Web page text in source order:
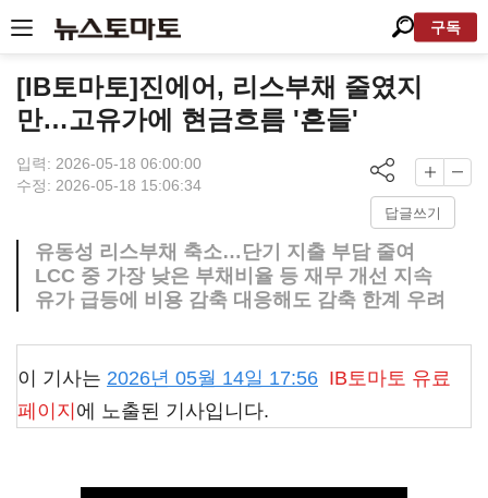
구독
[IB토마토]진에어, 리스부채 줄였지
만…고유가에 현금흐름 '흔들'
입력: 2026-05-18 06:00:00
수정: 2026-05-18 15:06:34
답글쓰기
유동성 리스부채 축소…단기 지출 부담 줄여
LCC 중 가장 낮은 부채비율 등 재무 개선 지속
유가 급등에 비용 감축 대응해도 감축 한계 우려
이 기사는 2026년 05월 14일 17:56 IB토마토 유료
페이지 에 노출된 기사입니다.